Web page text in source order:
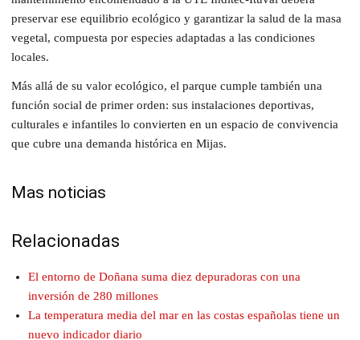
preservar ese equilibrio ecológico y garantizar la salud de la masa
vegetal, compuesta por especies adaptadas a las condiciones
locales.
Más allá de su valor ecológico, el parque cumple también una
función social de primer orden: sus instalaciones deportivas,
culturales e infantiles lo convierten en un espacio de convivencia
que cubre una demanda histórica en Mijas.
Mas noticias
Relacionadas
El entorno de Doñana suma diez depuradoras con una
inversión de 280 millones
La temperatura media del mar en las costas españolas tiene un
nuevo indicador diario